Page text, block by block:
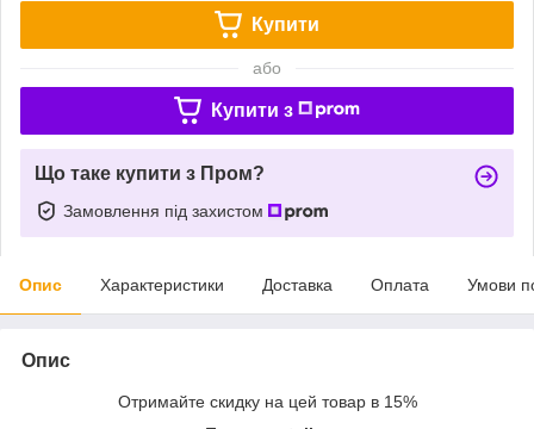
Купити
або
Купити з
Що таке купити з Пром?
Замовлення під захистом
Опис Характеристики Доставка Оплата Умови
Опис
Отримайте скидку на цей товар в 15%